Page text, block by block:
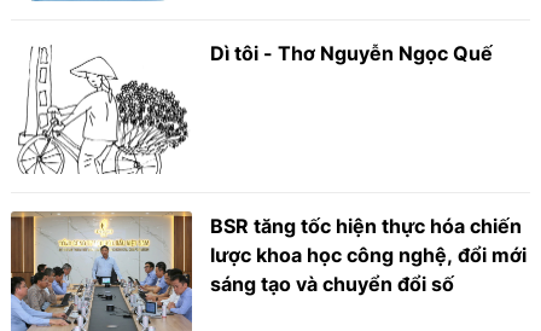
Dì tôi - Thơ Nguyễn Ngọc Quế
BSR tăng tốc hiện thực hóa chiến
lược khoa học công nghệ, đổi mới
sáng tạo và chuyển đổi số